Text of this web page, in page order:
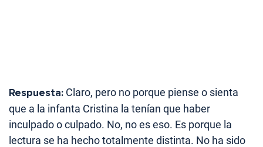
Respuesta: Claro, pero no porque piense o sienta
que a la infanta Cristina la tenían que haber
inculpado o culpado. No, no es eso. Es porque la
lectura se ha hecho totalmente distinta. No ha sido